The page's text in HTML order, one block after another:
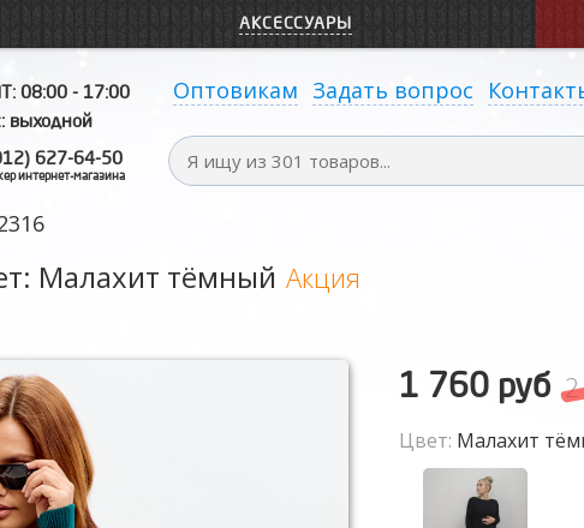
АКСЕССУАРЫ
08:00 - 17:00
выходной
627-64-50
интернет-магазина
Оптовикам Задать вопрос
Малахит тёмный Акция
1 760 руб
Цвет: Малахит